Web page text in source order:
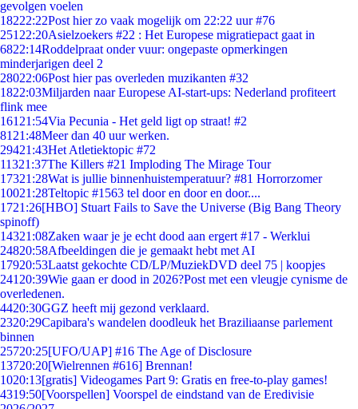
gevolgen voelen
18222:22Post hier zo vaak mogelijk om 22:22 uur #76
251 22:20Asielzoekers #22 : Het Europese migratiepact gaat in
6822:14Roddelpraat onder vuur: ongepaste opmerkingen
minderjarigen deel 2
28022:06Post hier pas overleden muzikanten #32
1822:03Miljarden naar Europese AI-start-ups: Nederland profiteert
flink mee
161 21:54Via Pecunia - Het geld ligt op straat! #2
81 21:48Meer dan 40 uur werken.
29421:43Het Atletiektopic #72
11321:37The Killers #21 Imploding The Mirage Tour
17321:28Wat is jullie binnenhuistemperatuur? #81 Horrorzomer
10021:28Teltopic #1563 tel door en door en door....
1721:26[HBO] Stuart Fails to Save the Universe (Big Bang Theory
spinoff)
14321:08Zaken waar je je echt dood aan ergert #17 - Werklui
24820:58Afbeeldingen die je gemaakt hebt met AI
17920:53Laatst gekochte CD/LP/MuziekDVD deel 75 | koopjes
241 20:39Wie gaan er dood in 2026?Post met een vleugje cynisme de
overledenen.
4420:30GGZ heeft mij gezond verklaard.
2320:29Capibara's wandelen doodleuk het Braziliaanse parlement
binnen
25720:25[UFO/UAP] #16 The Age of Disclosure
13720:20[Wielrennen #616] Brennan!
1020:13[gratis] Videogames Part 9: Gratis en free-to-play games!
4319:50[Voorspellen] Voorspel de eindstand van de Eredivisie